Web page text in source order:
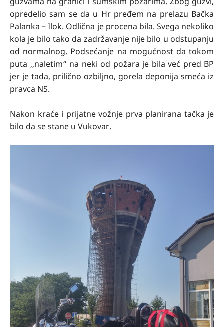
opredelio sam se da u Hr pređem na prelazu Bačka
Palanka – Ilok. Odlična je procena bila. Svega nekoliko
kola je bilo tako da zadržavanje nije bilo u odstupanju
od normalnog. Podsećanje na mogućnost da tokom
puta ,,naletim“ na neki od požara je bila već pred BP
jer je tada, prilično ozbiljno, gorela deponija smeća iz
pravca NS.
Nakon kraće i prijatne vožnje prva planirana tačka je
bilo da se stane u Vukovar.